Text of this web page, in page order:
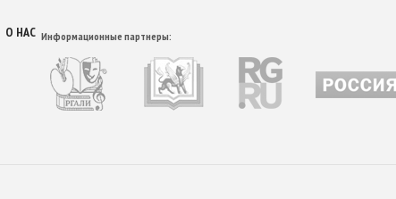
О НАС Информационные партнеры: